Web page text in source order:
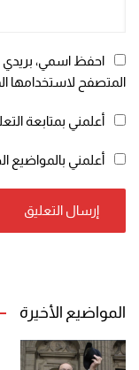
احفظ اسمي، بريدي
المتصفح لاستخدامها
أعلمني بمتابعة
أعلمني بالمواضيع
المواضيع الأخيرة